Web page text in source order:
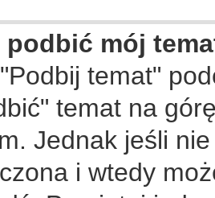
podbić mój
temat"
temat na
Jednak jeśli
i wtedy